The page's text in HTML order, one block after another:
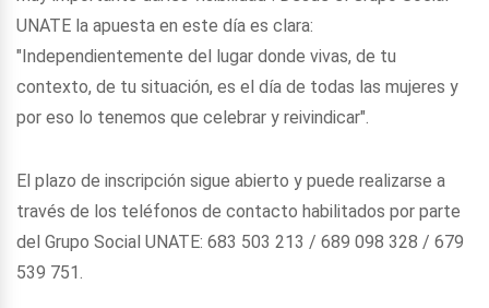
UNATE la apuesta en este día es clara:
"Independientemente del lugar donde vivas, de tu
contexto, de tu situación, es el día de todas las mujeres y
por eso lo tenemos que celebrar y reivindicar".
El plazo de inscripción sigue abierto y puede realizarse a
través de los teléfonos de contacto habilitados por parte
del Grupo Social UNATE: 683 503 213 / 689 098 328 / 679
539 751.